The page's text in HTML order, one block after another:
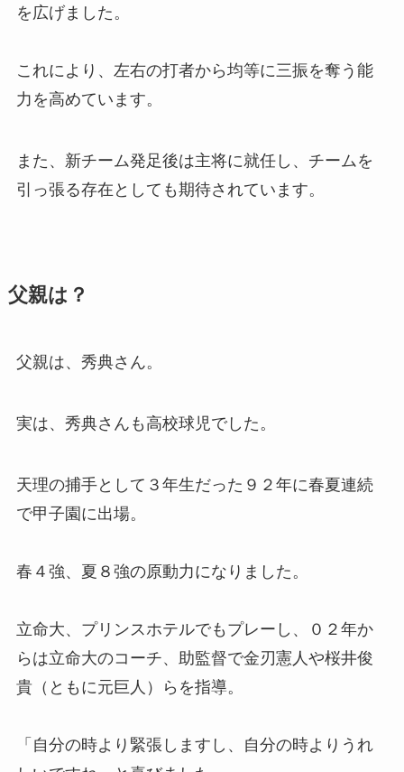
を広げました。
これにより、左右の打者から均等に三振を奪う能
力を高めています。
また、新チーム発足後は主将に就任し、チームを
引っ張る存在としても期待されています。
父親は？
父親は、秀典さん。
実は、秀典さんも高校球児でした。
天理の捕手として３年生だった９２年に春夏連続
で甲子園に出場。
春４強、夏８強の原動力になりました。
立命大、プリンスホテルでもプレーし、０２年か
らは立命大のコーチ、助監督で金刃憲人や桜井俊
貴（ともに元巨人）らを指導。
「自分の時より緊張しますし、自分の時よりうれ